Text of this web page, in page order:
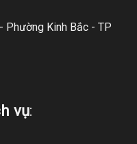
Phường Kinh Bắc - TP
vụ: